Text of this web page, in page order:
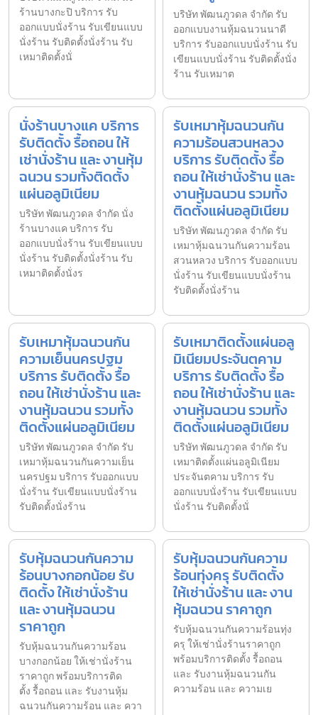
ร้านบางกะปิ บริการ รับ
ออกแบบนั่งร้าน รับเขียนแบบ
นั่งร้าน รับติดตั้งนั่งร้าน รับ
เหมาติดตั้งนั่
บริษัท พัฒนภูวดล จำกัด รับ
ออกแบบงานหุ้มฉนวนนาดี
บริการ รับออกแบบนั่งร้าน รับ
เขียนแบบนั่งร้าน รับติดตั้งนั่ง
ร้าน รับเหมาต
นั่งร้านบางแค บริการ
รับติดตั้ง รื้อถอน ให้
เช่านั่งร้าน และ งานหุ้ม
ฉนวน รวมทั้งติดตั้ง
แผ่นอลูมิเนียม
บริษัท พัฒนภูวดล จำกัด นั่ง
ร้านบางแค บริการ รับ
ออกแบบนั่งร้าน รับเขียนแบบ
นั่งร้าน รับติดตั้งนั่งร้าน รับ
เหมาติดตั้งนั่งร
รับเหมาหุ้มฉนวนกัน
ความร้อนสวนหลวง
บริการ รับติดตั้ง รื้อ
ถอน ให้เช่านั่งร้าน และ
งานหุ้มฉนวน รวมทั้ง
ติดตั้งแผ่นอลูมิเนียม
บริษัท พัฒนภูวดล จำกัด รับ
เหมาหุ้มฉนวนกันความร้อน
สวนหลวง บริการ รับออกแบบ
นั่งร้าน รับเขียนแบบนั่งร้าน
รับติดตั้งนั่งร้าน
รับเหมาหุ้มฉนวนกัน
ความเย็นนครปฐม
บริการ รับติดตั้ง รื้อ
ถอน ให้เช่านั่งร้าน และ
งานหุ้มฉนวน รวมทั้ง
ติดตั้งแผ่นอลูมิเนียม
บริษัท พัฒนภูวดล จำกัด รับ
เหมาหุ้มฉนวนกันความเย็น
นครปฐม บริการ รับออกแบบ
นั่งร้าน รับเขียนแบบนั่งร้าน
รับติดตั้งนั่งร้าน
รับเหมาติดตั้งแผ่นอลู
มิเนียมประจันตคาม
บริการ รับติดตั้ง รื้อ
ถอน ให้เช่านั่งร้าน และ
งานหุ้มฉนวน รวมทั้ง
ติดตั้งแผ่นอลูมิเนียม
บริษัท พัฒนภูวดล จำกัด รับ
เหมาติดตั้งแผ่นอลูมิเนียม
ประจันตคาม บริการ รับ
ออกแบบนั่งร้าน รับเขียนแบบ
นั่งร้าน รับติดตั้งนั่
รับหุ้มฉนวนกันความ
ร้อนบางกอกน้อย รับ
ติดตั้ง ให้เช่านั่งร้าน
และ งานหุ้มฉนวน
ราคาถูก
รับหุ้มฉนวนกันความร้อน
บางกอกน้อย ให้เช่านั่งร้าน
ราคาถูก พร้อมบริการติด
ตั้ง รื้อถอน และ รับงานหุ้ม
ฉนวนกันความร้อน และ ควา
รับหุ้มฉนวนกันความ
ร้อนทุ่งครุ รับติดตั้ง
ให้เช่านั่งร้าน และ งาน
หุ้มฉนวน ราคาถูก
รับหุ้มฉนวนกันความร้อนทุ่ง
ครุ ให้เช่านั่งร้านราคาถูก
พร้อมบริการติดตั้ง รื้อถอน
และ รับงานหุ้มฉนวนกัน
ความร้อน และ ความเย